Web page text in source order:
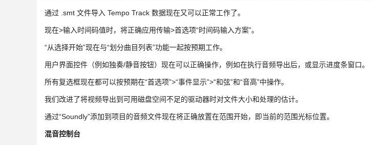
通过 .smt 文件导入 Tempo Track 数据现在又可以正常工作了。
现在>输入时间码值时，将正确应用传输>首选项“时间码输入方案”。
“从选择开始”现在与“划分曲目列表”功能一起按预期工作。
用户界面控件（例如独奏/静音按钮）现在可以正确操作，例如在执行音频导出后，或显示进度条窗口。
所有复选框现在都可以按预期在“首选项”>“事件显示”>“和弦”和“音高”中操作。
我们改进了将视频导出到可用磁盘空间不足的驱动器时对文件大小和处理的估计。
通过“Soundly”添加到项目的音频文件现在将正确放置在范围开始，即当前的范围光标位置。
混音控制台